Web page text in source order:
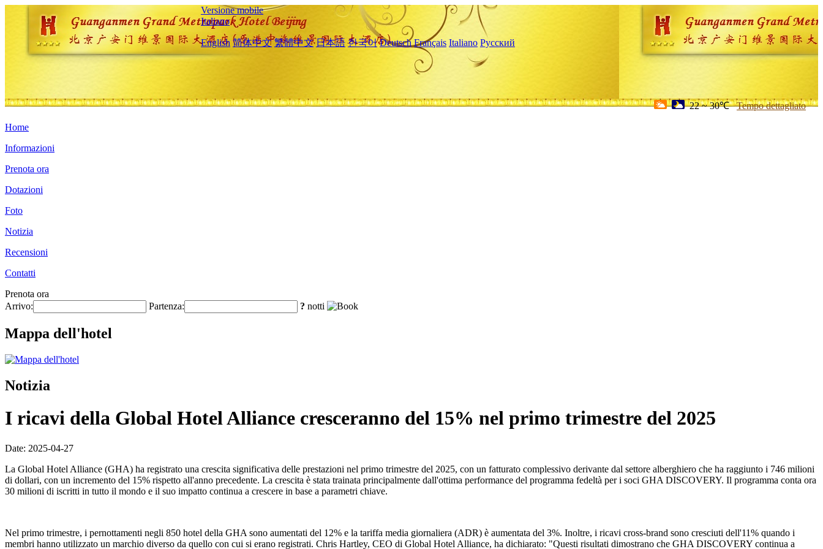
Versione mobile
Italiano
English 简体中文 繁體中文 日本語 한국어 Deutsch Français Italiano Русский
22 ~ 30℃ Tempo dettagliato
Home
Informazioni
Prenota ora
Dotazioni
Foto
Notizia
Recensioni
Contatti
Prenota ora
Arrivo:
Partenza: ? notti
Mappa dell'hotel
Notizia
I ricavi della Global Hotel Alliance cresceranno del 15% nel primo trimestre del 2025
Date: 2025-04-27
La Global Hotel Alliance (GHA) ha registrato una crescita significativa delle prestazioni nel primo trimestre del 2025, con un fatturato complessivo derivante dal settore alberghiero che ha raggiunto i 746 milioni
di dollari, con un incremento del 15% rispetto all'anno precedente. La crescita è stata trainata principalmente dall'ottima performance del programma fedeltà per i soci GHA DISCOVERY. Il programma conta ora
30 milioni di iscritti in tutto il mondo e il suo impatto continua a crescere in base a parametri chiave.
Nel primo trimestre, i pernottamenti negli 850 hotel della GHA sono aumentati del 12% e la tariffa media giornaliera (ADR) è aumentata del 3%. Inoltre, i ricavi cross-brand sono cresciuti dell'11% quando i
membri hanno utilizzato un marchio diverso da quello con cui si erano registrati. Chris Hartley, CEO di Global Hotel Alliance, ha dichiarato: "Questi risultati dimostrano che GHA DISCOVERY continua a